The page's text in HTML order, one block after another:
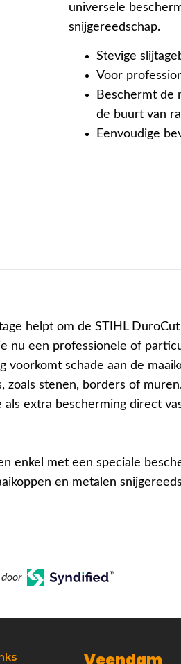
universele
snijgereedschap.
Stevige
Voor
Beschermt de
de buurt van
Eenvoudige
helpt om de STIHL
nu een professionele of
voorkomt schade aan de
zoals stenen, borders of
extra bescherming direct
enkel met een speciale
en metalen